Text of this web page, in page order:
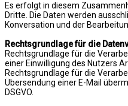
Es erfolgt in diesem
Dritte. Die Daten werden
Konversation und der
Rechtsgrundlage für die
Rechtsgrundlage für die
einer Einwilligung des Nutzers
Rechtsgrundlage für die
Übersendung einer E-Mail
DSGVO.